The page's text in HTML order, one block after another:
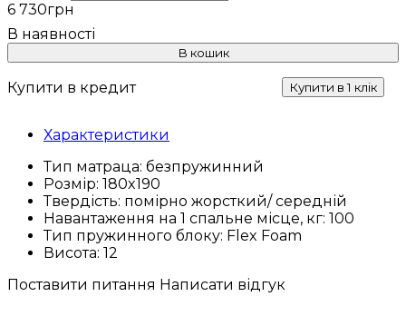
6 730грн
В кошик
Купити в кредит Купити в 1 клік
Характеристики
Тип матраца: безпружинний
Розмір: 180x190
Твердість: помірно жорсткий/ середній
Навантаження на 1 спальне місце, кг: 100
Тип пружинного блоку: Flex Foam
Висота: 12
Поставити питання Написати відгук